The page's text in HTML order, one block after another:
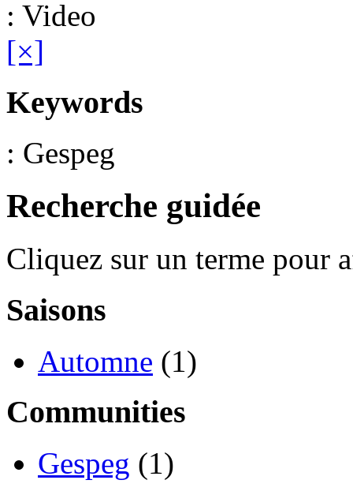
: Video
[×]
Keywords
: Gespeg
Recherche guidée
Cliquez sur un terme pour
Saisons
Automne (1)
Communities
Gespeg (1)